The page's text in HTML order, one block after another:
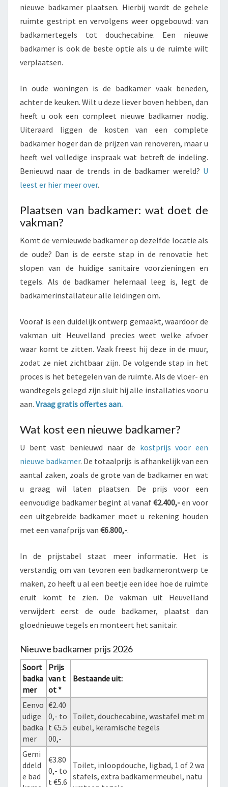
nieuwe badkamer plaatsen. Hierbij wordt de gehele
ruimte gestript en vervolgens weer opgebouwd: van
badkamertegels tot douchecabine. Een nieuwe
badkamer is ook de beste optie als u de ruimte wilt
verplaatsen.
In oude woningen is de badkamer vaak beneden,
achter de keuken. Wilt u deze liever boven hebben, dan
heeft u ook een compleet nieuwe badkamer nodig.
Uiteraard liggen de kosten van een complete
badkamer hoger dan de prijzen van renoveren, maar u
heeft wel volledige inspraak wat betreft de indeling.
Benieuwd naar de trends in de badkamer wereld? U
leest er hier meer over.
Plaatsen van badkamer: wat doet de
vakman?
Komt de vernieuwde badkamer op dezelfde locatie als
de oude? Dan is de eerste stap in de renovatie het
slopen van de huidige sanitaire voorzieningen en
tegels. Als de badkamer helemaal leeg is, legt de
badkamerinstallateur alle leidingen om.
Vooraf is een duidelijk ontwerp gemaakt, waardoor de
vakman uit Heuvelland precies weet welke afvoer
waar komt te zitten. Vaak freest hij deze in de muur,
zodat ze niet zichtbaar zijn. De volgende stap in het
proces is het betegelen van de ruimte. Als de vloer- en
wandtegels gelegd zijn sluit hij alle installaties voor u
aan. Vraag gratis offertes aan.
Wat kost een nieuwe badkamer?
U bent vast benieuwd naar de kostprijs voor een
nieuwe badkamer. De totaalprijs is afhankelijk van een
aantal zaken, zoals de grote van de badkamer en wat
u graag wil laten plaatsen. De prijs voor een
eenvoudige badkamer begint al vanaf €2.400,-en voor
een uitgebreide badkamer moet u rekening houden
met een vanafprijs van €6.800,-.
In de prijstabel staat meer informatie. Het is
verstandig om van tevoren een badkamerontwerp te
maken, zo heeft u al een beetje een idee hoe de ruimte
eruit komt te zien. De vakman uit Heuvelland
verwijdert eerst de oude badkamer, plaatst dan
gloednieuwe tegels en monteert het sanitair.
Nieuwe badkamer prijs 2026
Soort
badka
mer
Prijs
van t
ot *
Bestaande uit:
Eenvo
udige
badka
mer
€2.40
0,- to
t €5.5
00,-
Toilet, douchecabine, wastafel met m
eubel, keramische tegels
Gemi
ddeld
e bad
€3.80
0,- to
t €5.6
Toilet, inloopdouche, ligbad, 1 of 2 wa
stafels, extra badkamermeubel, natu